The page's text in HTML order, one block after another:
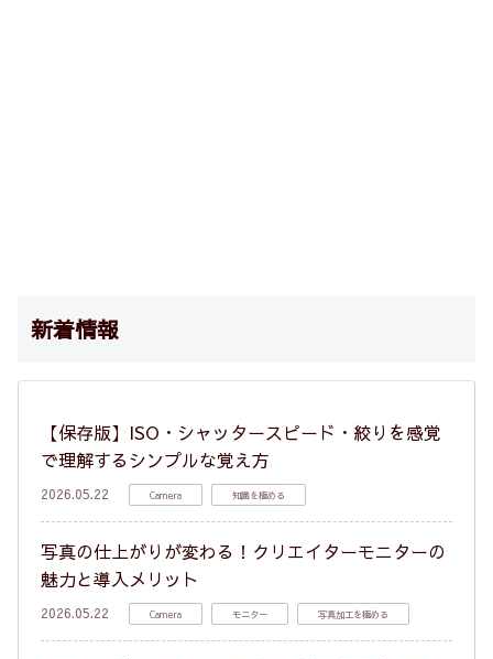
新着情報
【保存版】ISO・シャッタースピード・絞りを感覚
で理解するシンプルな覚え方
2026.05.22 Camera 知識を極める
写真の仕上がりが変わる！クリエイターモニターの
魅力と導入メリット
2026.05.22 Camera モニター 写真加工を極める